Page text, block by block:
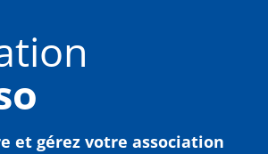
et gérez votre association